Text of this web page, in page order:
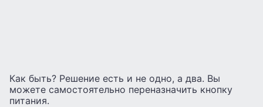
Как быть? Решение есть и не одно, а два. Вы
можете самостоятельно переназначить кнопку
питания.